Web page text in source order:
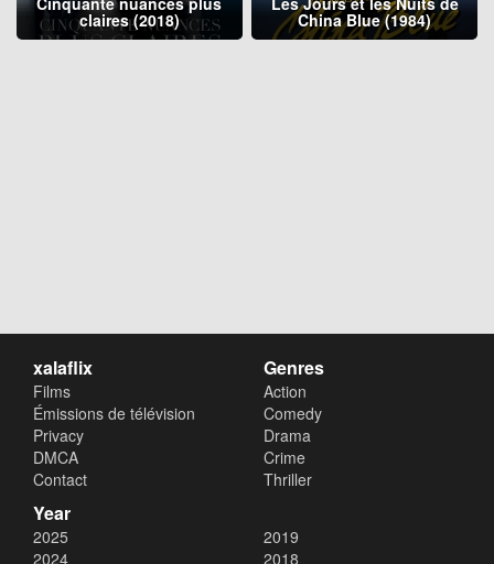
claires (2018) China Blue (1984)
xalaflix
Films
Émissions de télévision
Privacy
DMCA
Contact
Genres
Action
Comedy
Drama
Crime
Thriller
Year
2025
2024
2019
2018